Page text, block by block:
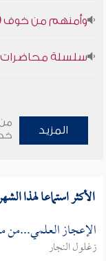
وأمنهم من خوف 9
سلسلة محاضرات
المزيد
الأكثر استماعا لهذا
الإعجاز العلمي...من
زغلول النجار